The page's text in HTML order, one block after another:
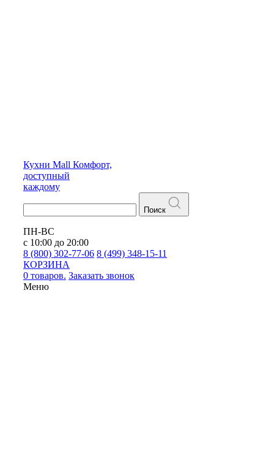
Кухни Mall Комфорт,
доступный
каждому
Поиск
ПН-ВС
с 10:00 до 20:00
8 (800) 302-77-06 8 (499) 348-15-11
КОРЗИНА
0 товаров. Заказать звонок
Меню